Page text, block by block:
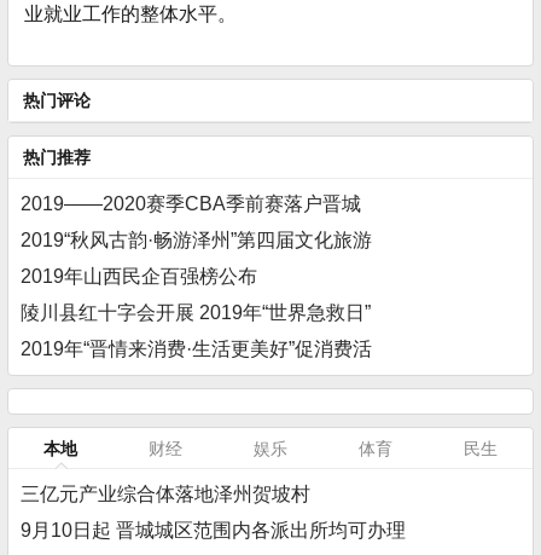
业就业工作的整体水平。
热门评论
热门推荐
2019——2020赛季CBA季前赛落户晋城
2019“秋风古韵·畅游泽州”第四届文化旅游
2019年山西民企百强榜公布
陵川县红十字会开展 2019年“世界急救日”
2019年“晋情来消费·生活更美好”促消费活
本地 财经 娱乐 体育 民生
三亿元产业综合体落地泽州贺坡村
9月10日起 晋城城区范围内各派出所均可办理